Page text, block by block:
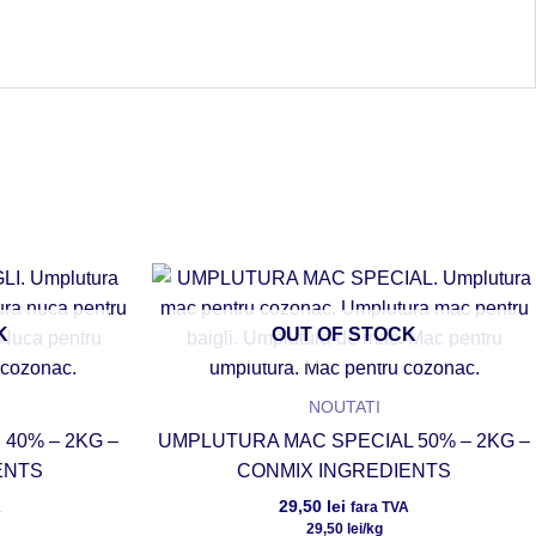
– 2KG –
OUT OF STOCK
NOUTATI
UMPLUTURA MAC SPECIAL 50% – 2KG –
CONMIX INGREDIENTS
29,50 lei fara TVA
29,50 lei/kg